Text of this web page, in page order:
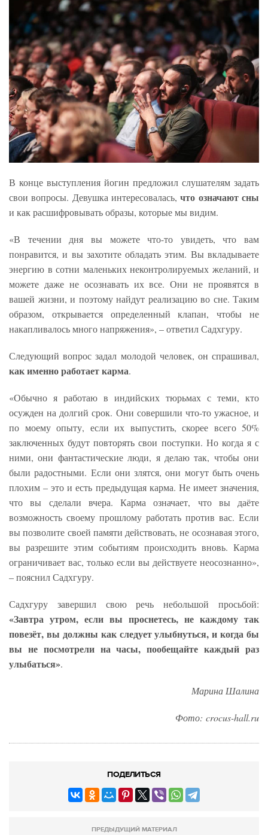
В конце выступления йогин предложил слушателям задать
свои вопросы. Девушка интересовалась,что означают сны
и как расшифровывать образы, которые мы видим.
«В течении дня вы можете что-то увидеть, что вам
понравится, и вы захотите обладать этим. Вы вкладываете
энергию в сотни маленьких неконтролируемых желаний, и
можете даже не осознавать их все. Они не проявятся в
вашей жизни, и поэтому найдут реализацию во сне. Таким
образом, открывается определенный клапан, чтобы не
накапливалось много напряжения», – ответил Садхгуру.
Следующий вопрос задал молодой человек, он спрашивал,
как именно работает карма.
«Обычно я работаю в индийских тюрьмах с теми, кто
осужден на долгий срок. Они совершили что-то ужасное, и
по моему опыту, если их выпустить, скорее всего 50%
заключенных будут повторять свои поступки. Но когда я с
ними, они фантастические люди, я делаю так, чтобы они
были радостными. Если они злятся, они могут быть очень
плохим – это и есть предыдущая карма. Не имеет значения,
что вы сделали вчера. Карма означает, что вы даёте
возможность своему прошлому работать против вас. Если
вы позволите своей памяти действовать, не осознавая этого,
вы разрешите этим событиям происходить вновь. Карма
ограничивает вас, только если вы действуете неосознанно»,
– пояснил Садхгуру.
Садхгуру завершил свою речь небольшой просьбой:
«Завтра утром, если вы проснетесь, не каждому так
повезёт, вы должны как следует улыбнуться, и когда бы
вы не посмотрели на часы, пообещайте каждый раз
улыбаться».
Марина Шалина
Фото: crocus-hall.ru
ПОДЕЛИТЬСЯ
ПРЕДЫДУЩИЙ МАТЕРИАЛ